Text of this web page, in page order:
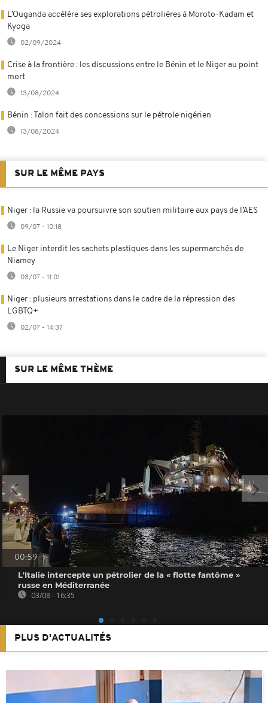
L’Ouganda accélère ses explorations pétrolières à Moroto-Kadam et
Kyoga
02/09/2024
Crise à la frontière : les discussions entre le Bénin et le Niger au point
mort
13/08/2024
Bénin : Talon fait des concessions sur le pétrole nigérien
13/08/2024
SUR LE MÊME PAYS
Niger : la Russie va poursuivre son soutien militaire aux pays de l’AES
09/07 - 10:18
Le Niger interdit les sachets plastiques dans les supermarchés de
Niamey
03/07 - 11:01
Niger : plusieurs arrestations dans le cadre de la répression des
LGBTQ+
02/07 - 14:37
SUR LE MÊME THÈME
00:59
L'Italie intercepte un pétrolier de la « flotte fantôme »
russe en Méditerranée
03/08 - 16:35
PLUS D'ACTUALITÉS